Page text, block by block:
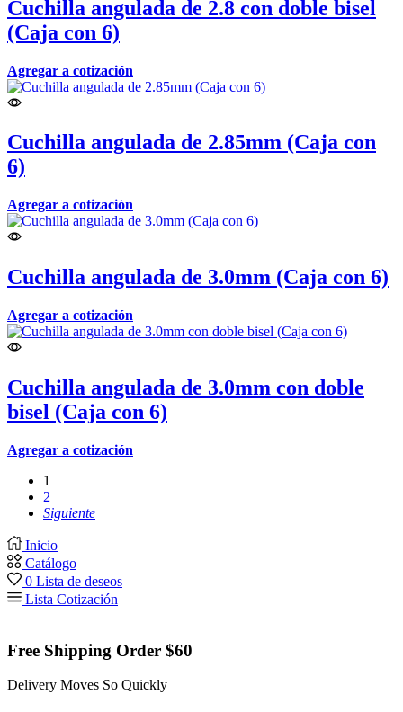
Cuchilla angulada de 2.8 con doble bisel
(Caja con 6)
Agregar a cotización
Cuchilla angulada de 2.85mm (Caja con
6)
Agregar a cotización
Cuchilla angulada de 3.0mm (Caja con 6)
Agregar a cotización
Cuchilla angulada de 3.0mm con doble
bisel (Caja con 6)
Agregar a cotización
1
2
Siguiente
Inicio
Catálogo
0 Lista de deseos
Lista Cotización
Free Shipping Order $60
Delivery Moves So Quickly